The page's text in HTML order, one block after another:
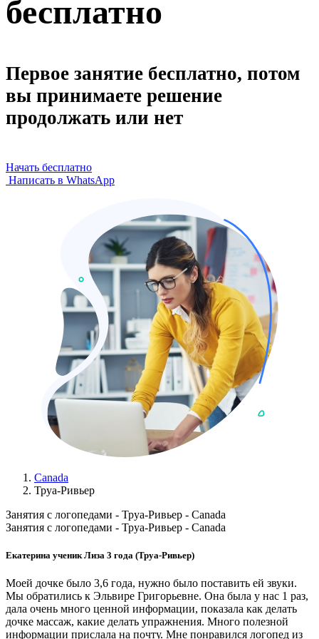
бесплатно
Первое занятие бесплатно, потом
вы принимаете решение
продолжать или нет
Начать бесплатно
Написать в WhatsApp
Canada
Труа-Ривьер
Занятия с логопедами - Труа-Ривьер - Canada
Занятия с логопедами - Труа-Ривьер - Canada
Екатерина ученик Лиза 3 года (Труа-Ривьер)
Моей дочке было 3,6 года, нужно было поставить ей звуки.
Мы обратились к Эльвире Григорьевне. Она была у нас 1 раз,
дала очень много ценной информации, показала как делать
дочке массаж, какие делать упражнения. Много полезной
информации прислала на почту. Мне понравился логопед из